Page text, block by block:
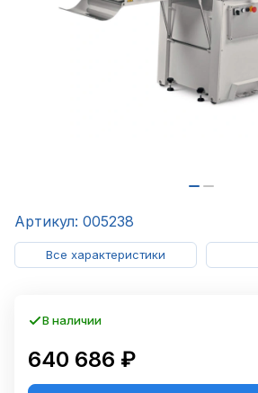
Артикул: 005238
Все характеристики
В наличии
640 686 ₽